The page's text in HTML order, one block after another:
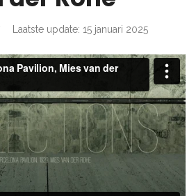
Laatste update: 15 januari 2025